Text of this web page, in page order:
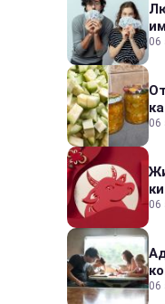
06
06
06
06